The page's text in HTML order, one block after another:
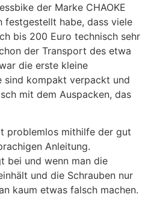
der Marke CHAOKE
festgestellt habe, dass viele
bis 200 Euro technisch sehr
der Transport des etwa
die erste kleine
sind kompakt verpackt und
mit dem Auspacken, das
problemlos mithilfe der gut
Anleitung.
bei und wenn man die
und die Schrauben nur
kaum etwas falsch machen.